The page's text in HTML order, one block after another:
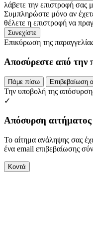
λάβετε την επιστροφή
Συμπληρώστε μόνο αν
θέλετε η επιστροφή να
Συνεχίστε
Επικύρωση της
Αποσύρεστε από την
Πάμε πίσω Επιβεβαίωση
Την υποβολή της
✓
Απόσυρση αιτήματος
Το αίτημα ανάληψης σας
ένα email επιβεβαίωσης
Κοντά